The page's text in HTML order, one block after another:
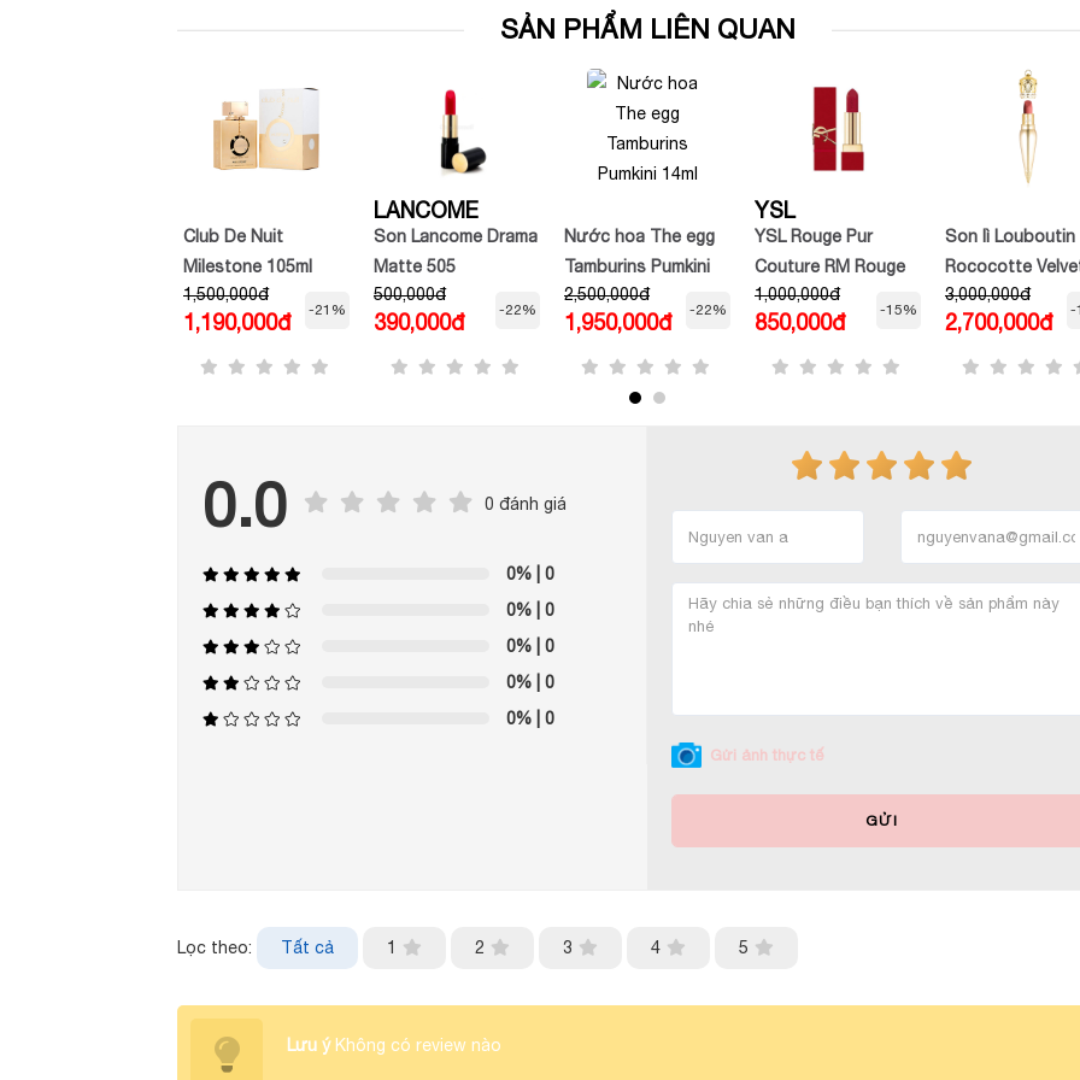
SẢN PHẨM LIÊN QUAN
Club De Nuit
Milestone 105ml
1,500,000đ
1,190,000đ
-21%
LANCOME
Son Lancome Drama
Matte 505
ADORATION mini -
màu đỏ cam
500,000đ
390,000đ
-22%
Nước hoa The egg
Tamburins Pumkini
14ml
2,500,000đ
1,950,000đ
-22%
YSL
YSL Rouge Pur
Couture RM Rouge
Muse Vỏ Đỏ
1,000,000đ
850,000đ
-15%
Son lì Louboutin
Rococotte
Matte 215M
3,000,000đ
2,700,000đ
-
0.0 0 đánh giá
0% | 0
0% | 0
0% | 0
0% | 0
0% | 0
Gửi ảnh thực tế
GỬI
Lọc theo: Tất cả 1 2 3 4 5
Lưu ýKhông có review nào